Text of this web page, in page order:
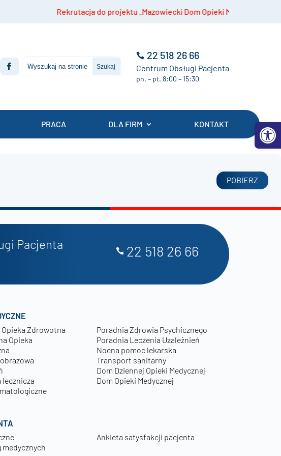
Rekrutacja do projektu „Mazowiecki Dom Opieki Medycznej”
22 518 26 66
Centrum Obsługi Pacjenta
pn. – pt. 8:00 – 15:30
PRACA DLA FIRM KONTAKT
POBIERZ
Pacjenta 22 518 26 66
Zdrowotna
Opieka
lecznicza
Poradnia Zdrowia Psychicznego
Poradnia Leczenia Uzależnień
Nocna pomoc lekarska
Transport sanitarny
Dom Dziennej Opieki Medycznej
Dom Opieki Medycznej
medycznych
Ankieta satysfakcji pacjenta